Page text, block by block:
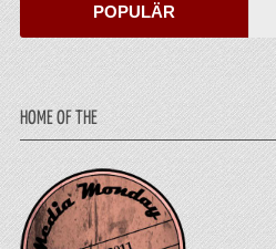
POPULÄR
HOME OF THE